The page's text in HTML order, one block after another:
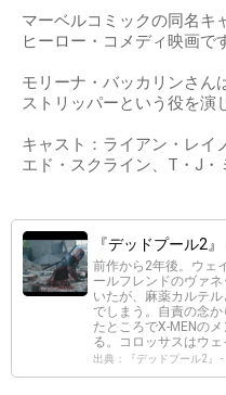
マーベルコミックの同名キ
ヒーロー・コメディ映画で
モリーナ・バッカリンさん
ストリッパーという役を演
キャスト：ライアン・レイ
エド・スクライン、T・J・
『デッドプール2
前作から2年後。ウェ
ールフレンドのヴァ
いたが、麻薬カルテ
でしまう。自責の念
たところでX-MENの
る。コロッサスはウ
出典：『デッドプール2』 -